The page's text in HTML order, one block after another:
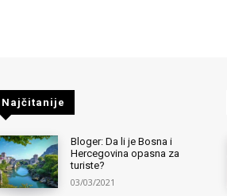
Najčitanije
Bloger: Da li je Bosna i
Hercegovina opasna za
turiste?
03/03/2021